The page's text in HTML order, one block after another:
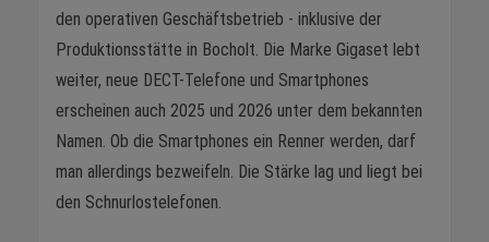
den operativen Geschäftsbetrieb - inklusive der
Produktionsstätte in Bocholt. Die Marke Gigaset lebt
weiter, neue DECT-Telefone und Smartphones
erscheinen auch 2025 und 2026 unter dem bekannten
Namen. Ob die Smartphones ein Renner werden, darf
man allerdings bezweifeln. Die Stärke lag und liegt bei
den Schnurlostelefonen.